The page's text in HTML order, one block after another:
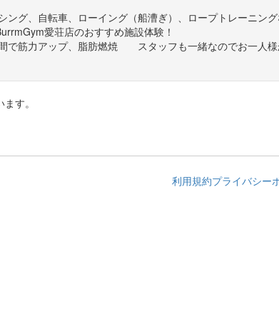
ング、自転車、ローイング（船漕ぎ）、ロープトレーニン
愛荘店のおすすめ施設体験！
で筋力アップ、脂肪燃焼 スタッフも一緒なのでお一人様
す。
利用規約プライバシー